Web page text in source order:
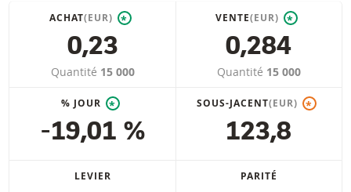
ACHAT(EUR) *
0,23
Quantité 15 000
VENTE(EUR) *
0,284
Quantité 15 000
% JOUR *
-19,01 %
SOUS-JACENT(EUR) *
123,8
LEVIER PARITÉ